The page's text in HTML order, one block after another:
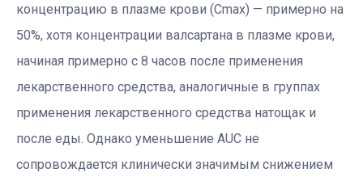
концентрацию в плазме крови (Cmax) — примерно на
50%, хотя концентрации валсартана в плазме крови,
начиная примерно с 8 часов после применения
лекарственного средства, аналогичные в группах
применения лекарственного средства натощак и
после еды. Однако уменьшение AUC не
сопровождается клинически значимым снижением